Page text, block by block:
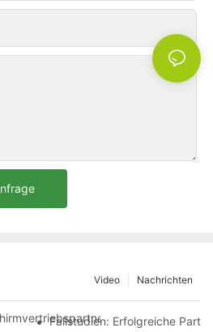
Nachrichten
Video
Für Ihre
Fallstudien: Erfolgreiche